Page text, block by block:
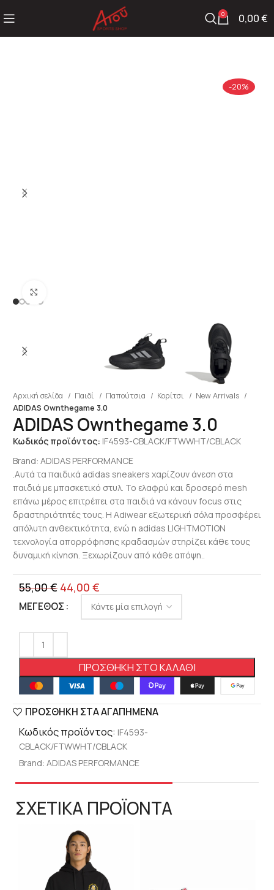
0 0,00€
-20%
Αρχική σελίδα Παιδί Παπούτσια Κορίτσι
New Arrivals
ADIDAS Ownthegame 3.0
ADIDAS Ownthegame 3.0
Κωδικός προϊόντος: IF4593-CBLACK/FTWWHT/CBLACK
Brand: ADIDAS PERFORMANCE
.Αυτά τα παιδικά adidas sneakers χαρίζουν άνεση στα
παιδιά με μπασκετικό στυλ. Το ελαφρύ και δροσερό mesh
επάνω μέρος επιτρέπει στα παιδιά να κάνουν focus στις
δραστηριότητές τους. Η Adiwear εξωτερική σόλα προσφέρει
απόλυτη ανθεκτικότητα, ενώ η adidas LIGHTMOTION
τεχνολογία απορρόφησης κραδασμών στηρίζει κάθε τους
δυναμική κίνηση. Ξεχωρίζουν από κάθε απόψη..
55,00€ 44,00 €
ΜΈΓΕΘΟΣ
ΠΡΟΣΘΉΚΗ ΣΤΟ ΚΑΛΆΘΙ
ΠΡΟΣΘΉΚΗ ΣΤΑ ΑΓΑΠΗΜΈΝΑ
Κωδικός προϊόντος: IF4593-
CBLACK/FTWWHT/CBLACK
Brand: ADIDAS PERFORMANCE
ΣΧΕΤΙΚΑ ΠΡΟΪΟΝΤΑ